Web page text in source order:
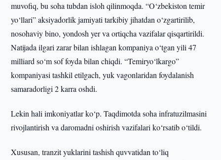
muvofiq, bu soha tubdan isloh qilinmoqda. “O‘zbekiston temir
yo‘llari” aksiyadorlik jamiyati tarkibiy jihatdan o‘zgartirilib,
nosohaviy bino, yondosh yer va ortiqcha vazifalar qisqartirildi.
Natijada ilgari zarar bilan ishlagan kompaniya o‘tgan yili 47
milliard so‘m sof foyda bilan chiqdi. “Temiryo‘lkargo”
kompaniyasi tashkil etilgach, yuk vagonlaridan foydalanish
samaradorligi 2 karra oshdi.
Lekin hali imkoniyatlar ko‘p. Taqdimotda soha infratuzilmasini
rivojlantirish va daromadni oshirish vazifalari ko‘rsatib o‘tildi.
Xususan, tranzit yuklarini tashish quvvatidan to‘liq